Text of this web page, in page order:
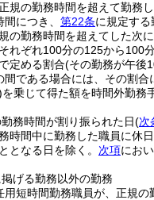
規の勤務時間を超えて勤務
につき、 第22条に規定する
の勤務時間を超えてした次
れぞれ100分の125から100
定める割合(その勤務が午後
間である場合には、その割合
を乗じて得た額を時間外勤務
務時間が割り振られた日(次
時間中に勤務した職員に休
となる日を除く。 次項にお
掲げる勤務以外の勤務
用短時間勤務職員が、正規の